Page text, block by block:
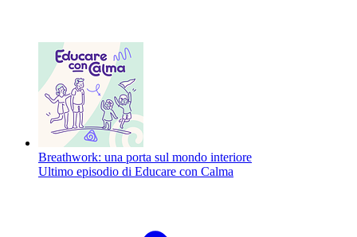
Breathwork: una porta sul mondo interiore
Ultimo episodio di Educare con Calma